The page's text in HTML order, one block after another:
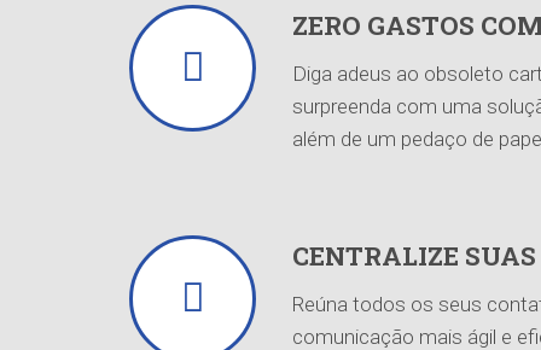
ZERO GASTOS
Diga adeus ao obsoleto
surpreenda com uma
além de um pedaço de
CENTRALIZE
Reúna todos os seus
comunicação mais ágil e